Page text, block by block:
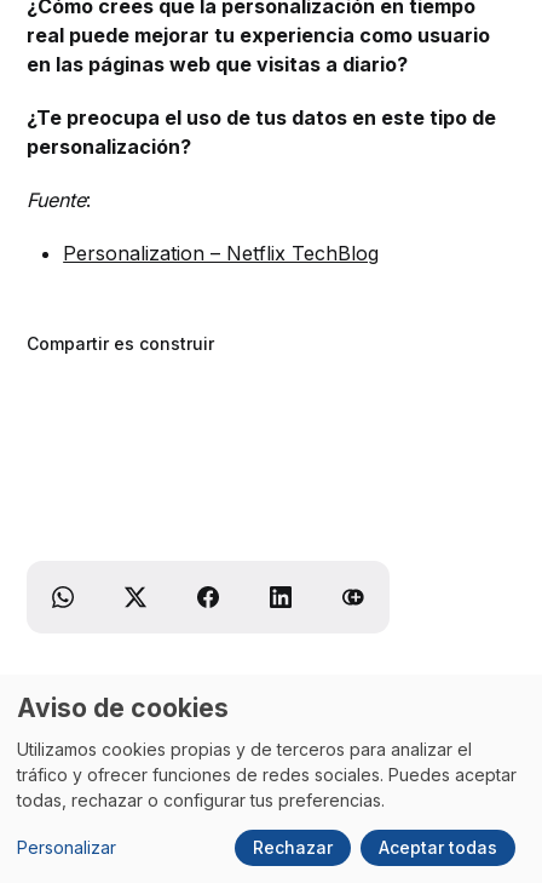
¿Cómo crees que la personalización en tiempo
real puede mejorar tu experiencia como usuario
en las páginas web que visitas a diario?
¿Te preocupa el uso de tus datos en este tipo de
personalización?
Fuente:
Personalization – Netflix TechBlog
Compartir es construir
Aviso de cookies
Utilizamos cookies propias y de terceros para analizar el
tráfico y ofrecer funciones de redes sociales. Puedes aceptar
todas, rechazar o configurar tus preferencias.
Personalizar Rechazar Aceptar todas